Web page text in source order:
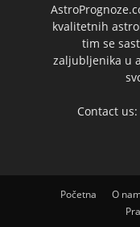
kvalitetnih
tim se
zaljubljenika u
Contact us:
Početna O